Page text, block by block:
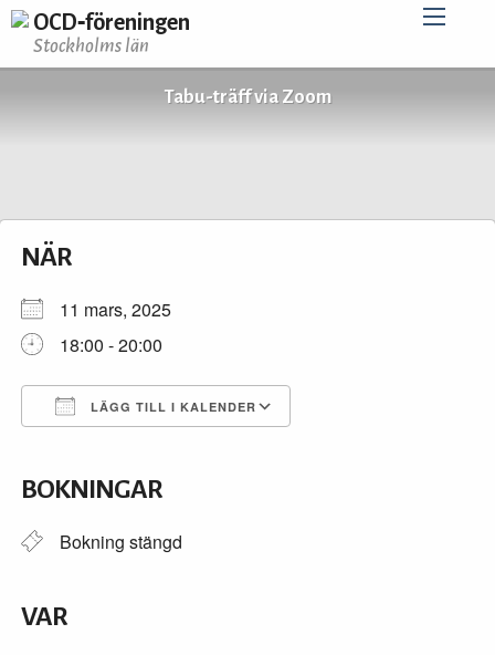
OCD‑föreningen
Stockholms län
Tabu-träff via Zoom
NÄR
11 mars, 2025
18:00 - 20:00
LÄGG TILL I KALENDER
BOKNINGAR
Bokning stängd
VAR